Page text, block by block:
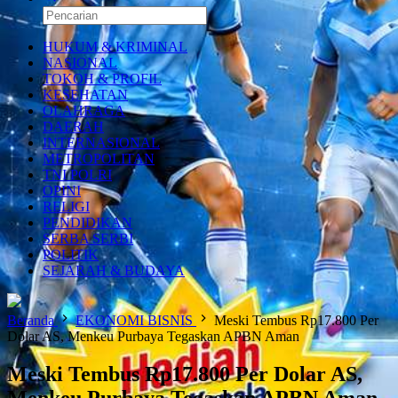
HUKUM & KRIMINAL
NASIONAL
TOKOH & PROFIL
KESEHATAN
OLAHRAGA
DAERAH
INTERNASIONAL
METROPOLITAN
TNI POLRI
OPINI
RELIGI
PENDIDIKAN
SERBA SERBI
POLITIK
SEJARAH & BUDAYA
Beranda EKONOMI BISNIS
Meski Tembus Rp17.800 Per
Dolar AS, Menkeu Purbaya Tegaskan APBN Aman
Meski Tembus Rp17.800 Per Dolar AS,